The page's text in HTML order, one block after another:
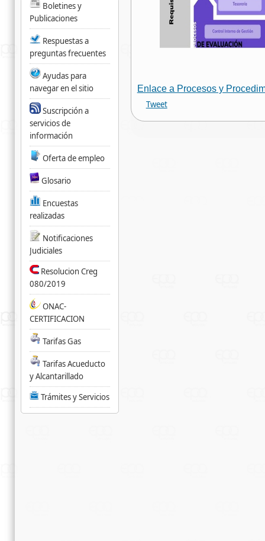
Enlace a Procesos y
Tweet
Boletines y
Publicaciones
Respuestas a
preguntas frecuentes
Ayudas para
navegar en el sitio
Suscripción a
servicios de
información
Oferta de empleo
Glosario
Encuestas
realizadas
Notificaciones
Judiciales
Resolucion Creg
080/2019
ONAC-
CERTIFICACION
Tarifas Gas
Tarifas Acueducto
y Alcantarillado
Trámites y Servicios